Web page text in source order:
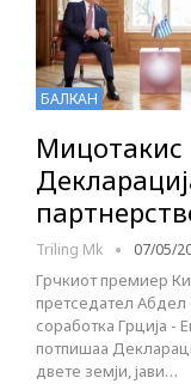
БАЛКАН
Triling Mk 07/05/
Грчкиот премиер
претседател Абдел
соработка Грција -
потпишаа
двете земји, јави…